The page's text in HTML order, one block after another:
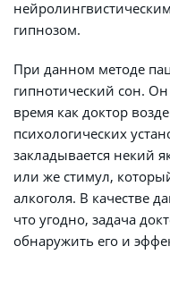
гипнозом.
При данном методе
гипнотический сон. Он
время как доктор
психологических
закладывается некий
или же стимул,
алкоголя. В качестве
что угодно, задача
обнаружить его и